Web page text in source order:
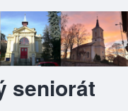
seniorát